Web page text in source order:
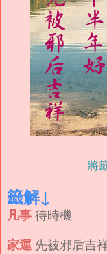
將
籤解↓
凡事 待時
家運 先被邪后吉